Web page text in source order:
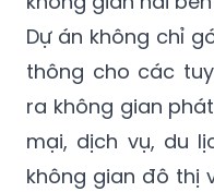
Dự án không chỉ
thông cho các
ra không gian
mại, dịch vụ, du
không gian đô thị